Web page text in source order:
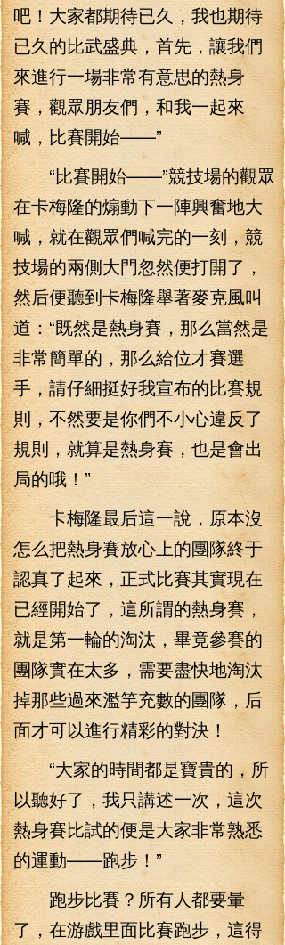
吧！大家都期待已久，我也期待
已久的比武盛典，首先，讓我們
來進行一場非常有意思的熱身
賽，觀眾朋友們，和我一起來
喊，比賽開始——”
“比賽開始——”競技場的觀眾
在卡梅隆的煽動下一陣興奮地大
喊，就在觀眾們喊完的一刻，競
技場的兩側大門忽然便打開了，
然后便聽到卡梅隆舉著麥克風叫
道：“既然是熱身賽，那么當然是
非常簡單的，那么給位才賽選
手，請仔細挺好我宣布的比賽規
則，不然要是你們不小心違反了
規則，就算是熱身賽，也是會出
局的哦！”
卡梅隆最后這一說，原本沒
怎么把熱身賽放心上的團隊終于
認真了起來，正式比賽其實現在
已經開始了，這所謂的熱身賽，
就是第一輪的淘汰，畢竟參賽的
團隊實在太多，需要盡快地淘汰
掉那些過來濫竽充數的團隊，后
面才可以進行精彩的對決！
“大家的時間都是寶貴的，所
以聽好了，我只講述一次，這次
熱身賽比試的便是大家非常熟悉
的運動——跑步！”
跑步比賽？所有人都要暈
了，在游戲里面比賽跑步，這得